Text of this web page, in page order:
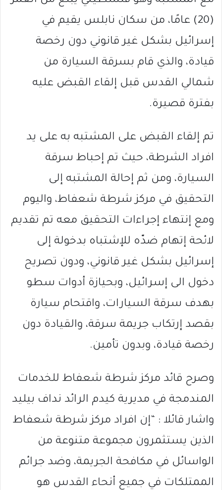
(20) عامًا، من سكان نابلس يقيم في
إسرائيل بشكل غير قانوني دون رخصة
قيادة، والذي قام بسرقة السيارة من
شمالي القدس قبل إلقاء القبض عليه
بفترة قصيرة.
تم إلقاء القبض على المشتبه به على يد
افراد الشرطة، حيث تم إحباط سرقة
السيارة، ومن ثم إحالة المشتبه إلى
التحقيق في مركز شرطة شعفاط، واليوم
ومع إنتهاء إجراءات التحقيق معه تم تقديم
لائحة إتهام ضدّه للإشتباه بدخولة إلى
إسرائيل بشكل غير قانوني، ودون تصريح
دخول الى إسرائيل، وبحيازة أدوات سطو
بهدف سرقة السيارات، واقتحام سيارة
بقصد إرتكاب جريمة سرقة، والقيادة دون
رخصة قيادة، وبدون تأمين.
وصرح قائد مركز شرطة شعفاط للخدمات
المندمجة في مديرية كيدم الرائد نداف بيليد
واشار قائلا : “إن افراد مركز شرطة شعفاط
الذين يستثمرون مجموعة متنوعة من
الواسائل في مكافحة الجريمة، وضد جرائم
الممتلكات في جميع أنحاء القدس هو